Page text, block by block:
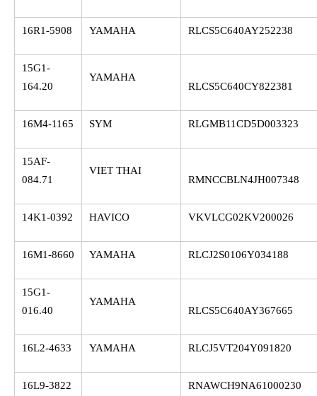
16R1-5908 YAMAHA RLCS5C640AY252238
15G1-
164.20
YAMAHA
RLCS5C640CY822381
16M4-1165 SYM RLGMB11CD5D003323
15AF-
084.71
VIET THAI
RMNCCBLN4JH007348
14K1-0392 HAVICO VKVLCG02KV200026
16M1-8660 YAMAHA RLCJ2S0106Y034188
15G1-
016.40
YAMAHA
RLCS5C640AY367665
16L2-4633 YAMAHA RLCJ5VT204Y091820
16L9-3822 RNAWCH9NA61000230